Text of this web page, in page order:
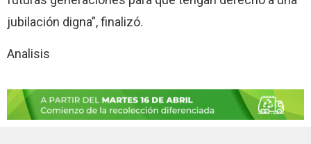
jubilación digna”, finalizó.
Analisis